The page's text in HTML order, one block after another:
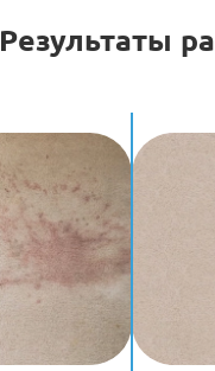
Результаты